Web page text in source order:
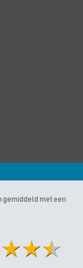
gemiddeld met een